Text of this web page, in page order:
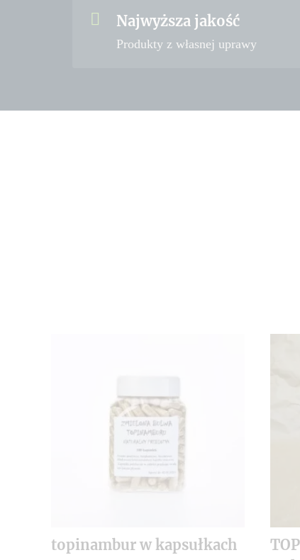
Najwyższa jakość
Produkty z własnej uprawy
topinambur w kapsułkach